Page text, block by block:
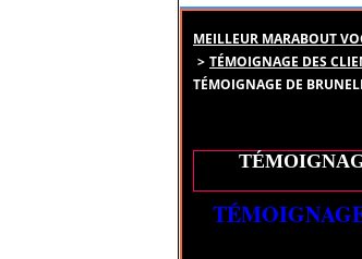
MEILLEUR MARABOUT
> TÉMOIGNAGE DES
TÉMOIGNAGE DE